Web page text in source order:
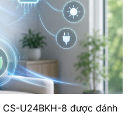
CS-U24BKH-8 được đánh